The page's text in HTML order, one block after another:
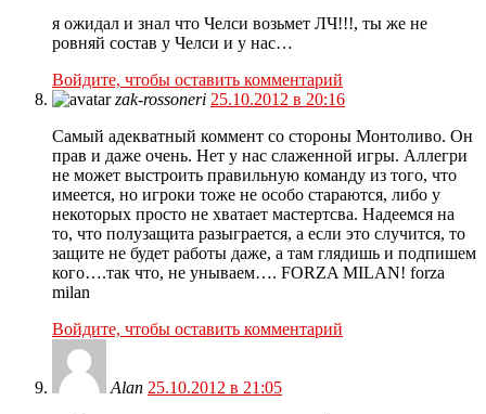
я ожидал и знал что Челси возьмет ЛЧ!!!, ты же не
ровняй состав у Челси и у нас…
Войдите, чтобы оставить комментарий
zak-rossoneri 25.10.2012 в 20:16
Самый адекватный коммент со стороны Монтоливо. Он
прав и даже очень. Нет у нас слаженной игры. Аллегри
не может выстроить правильную команду из того, что
имеется, но игроки тоже не особо стараются, либо у
некоторых просто не хватает мастертсва. Надеемся на
то, что полузащита разыграется, а если это случится, то
защите не будет работы даже, а там глядишь и подпишем
кого….так что, не унываем…. FORZA MILAN! forza
milan
Войдите, чтобы оставить комментарий
Alan 25.10.2012 в 21:05